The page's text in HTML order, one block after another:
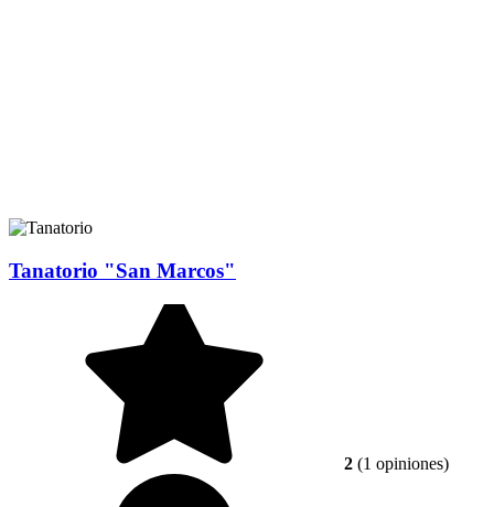
Tanatorio "San Marcos"
2 (1 opiniones)